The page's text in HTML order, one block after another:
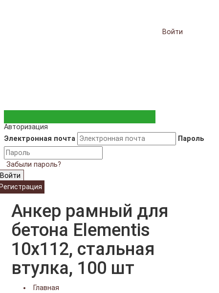
Войти
Авторизация
Электронная почта
Пароль
Забыли пароль?
Войти
Анкер рамный для
бетона Elementis
10x112, стальная
втулка, 100 шт
Главная